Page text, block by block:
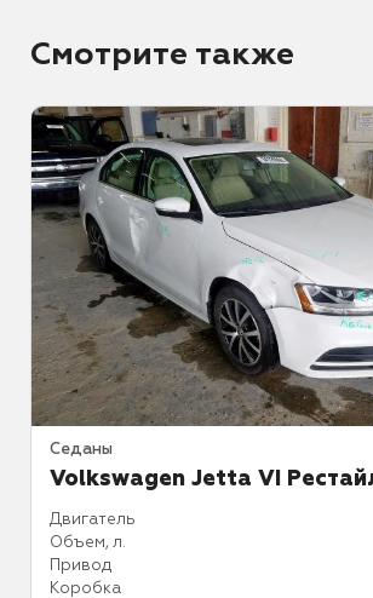
Смотрите также
Седаны
Volkswagen Jetta VI
Двигатель
Объем, л.
Привод
Коробка